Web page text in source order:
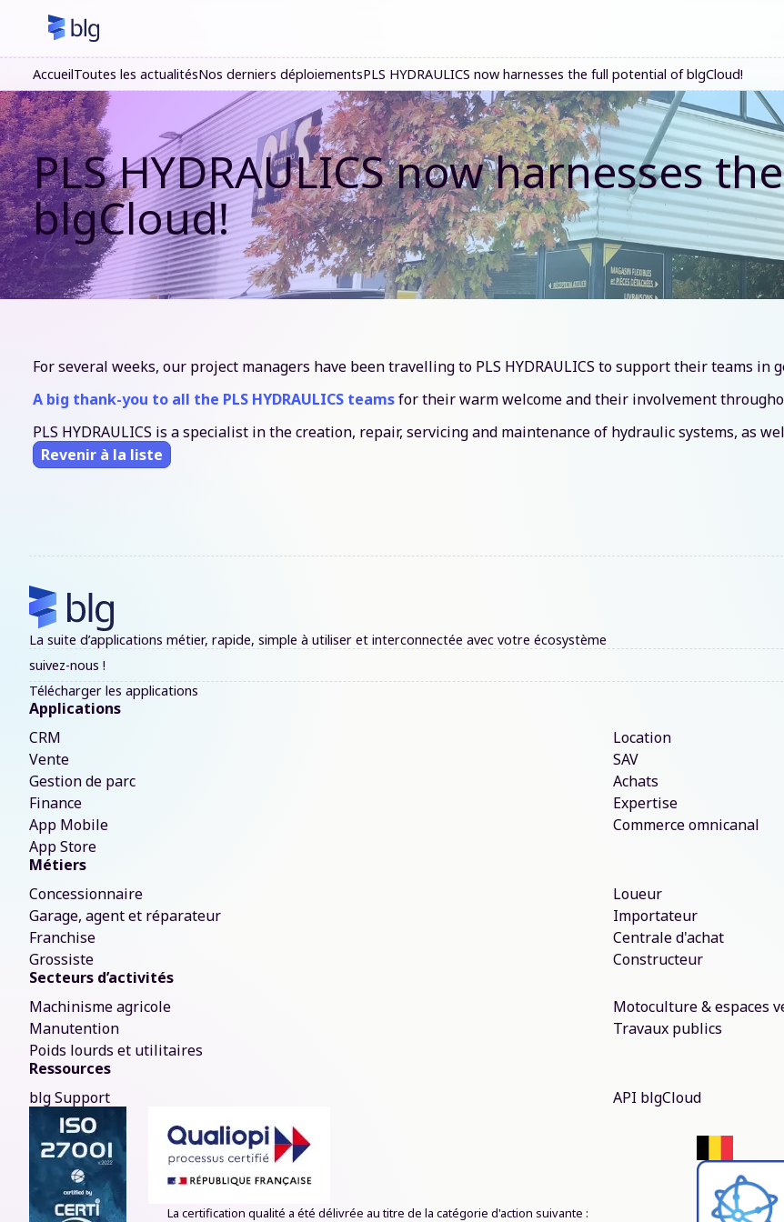
AccueilToutes les actualitésNos derniers déploiementsPLS HYDRAULICS now harnesses the full potential of blgCloud!
PLS HYDRAULICS now harnesses
blgCloud!
For several weeks, our project managers have been travelling to PLS HYDRAULICS to support their teams
A big thank-you to all the PLS HYDRAULICS teamsfor their warm welcome and their involvement
PLS HYDRAULICS is a specialist in the creation, repair, servicing and maintenance of hydraulic systems, as
Revenir à la liste
La suite d’applications métier, rapide, simple à utiliser et interconnectée avec votre écosystème
suivez-nous !
Télécharger les applications
Applications
CRM
Location
Vente
SAV
Gestion de parc
Achats
Finance
Expertise
App Mobile
Commerce omnicanal
App Store
Métiers
Concessionnaire
Loueur
Garage, agent et réparateur
Importateur
Franchise
Centrale d'achat
Grossiste
Constructeur
Secteurs d’activités
Machinisme agricole
Motoculture & espaces
Manutention
Travaux publics
Poids lourds et utilitaires
Ressources
blg Support
API blgCloud
La certification qualité a été délivrée au titre de la catégorie d'action suivante :